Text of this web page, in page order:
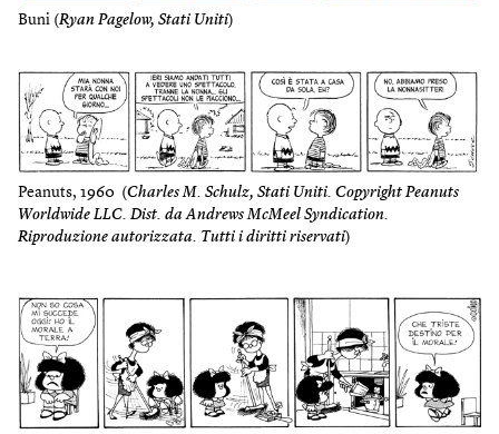
Buni (Ryan Pagelow, Stati Uniti)
Peanuts, 1960 (Charles M. Schulz, Stati Uniti. Copyright Peanuts
Worldwide LLC. Dist. da Andrews McMeel Syndication.
Riproduzione autorizzata. Tutti i diritti riservati)